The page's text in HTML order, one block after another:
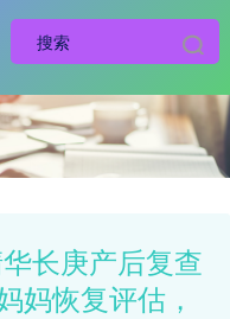
长庚产后复查
妈恢复评估，